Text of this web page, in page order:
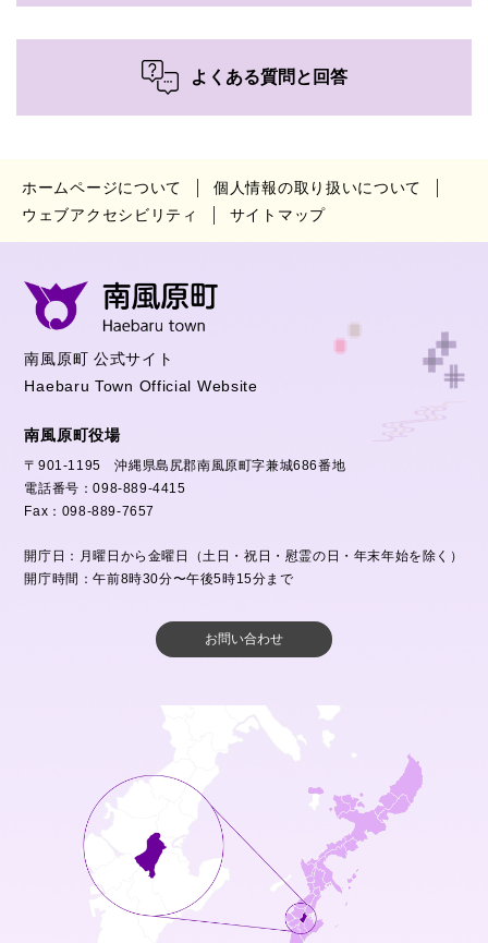
よくある質問と回答
ホームページについて
個人情報の取り扱いについて
ウェブアクセシビリティ
サイトマップ
南風原町 公式サイト
Haebaru Town Official Website
南風原町役場
〒901-1195 沖縄県島尻郡南風原町字兼城686番地
電話番号：098-889-4415
Fax：098-889-7657
開庁日：月曜日から金曜日（土日・祝日・慰霊の日・年末年始を除く）
開庁時間：午前8時30分〜午後5時15分まで
お問い合わせ